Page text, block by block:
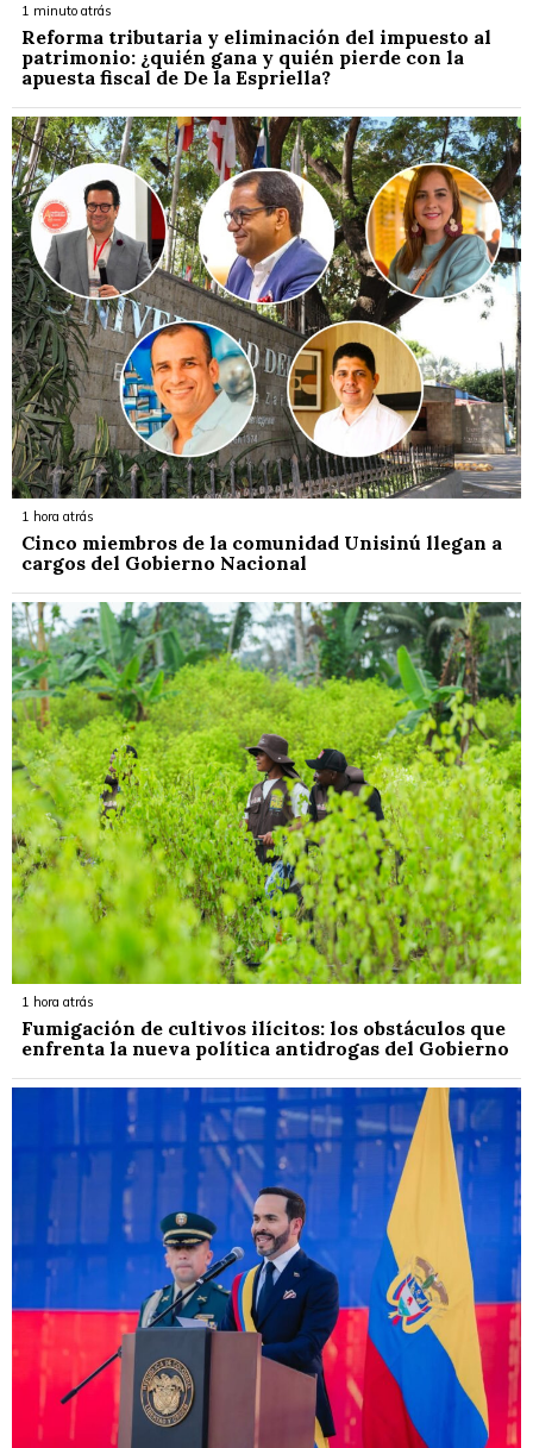
1 minuto atrás
Reforma tributaria y eliminación del impuesto al
patrimonio: ¿quién gana y quién pierde con la
apuesta fiscal de De la Espriella?
1 hora atrás
Cinco miembros de la comunidad Unisinú llegan a
cargos del Gobierno Nacional
1 hora atrás
Fumigación de cultivos ilícitos: los obstáculos que
enfrenta la nueva política antidrogas del Gobierno